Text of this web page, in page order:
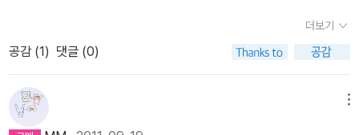
에 열정을 쏟았는데, 해밋이 살았던 건물에서 살다가 밤마다 소방차
가 출동하는 소리에 놀라 결국 이사를 했다거나, 해밋 베이커리의 시
계를 보고 애걸복걸하며 사려 했지만 실패해 사진만 찍고 만 일(사진
을 보니 갖고 싶어 할 만도ㅋ 굿즈 마니아로서 매우 공감됨ㅋ), 해밋
하고 있는 극장으로 가던 길이었다. 뉴욕 한복판에서조차 여전히 해
리는 (영화 속에서)동생의 자동차 뒷좌석에 앉아 아무 말 없이 황야를
달리던 트레비스처럼 보였다.한번은휴스턴에 잠시 머문 적이 있다.
그 무렵 휴스턴은 중심 시가지가 막 솟아오르던, 기이한 도시였다. 휴
스턴에서 나는 마치 거대한 놀이터에 살고 있는 듯한 느낌을 떨칠 수
않은 책이지만 찬찬히 읽어보면 뷰파인더를 보며 사진을 찍던 감독의
시선을 느낄 수 있다. 그저 지나치기 쉬운 순간들을 말이다.이 책의 서
문에 빔 벤더스 감독이 한 말이 인상적이다. 사진을 찍는다는 건 순간
을 담는다는 것도 있지만 그 사진에는 보이는 피사체뿐만 아니라 보
더보기
공감 (1) 댓글 (0)